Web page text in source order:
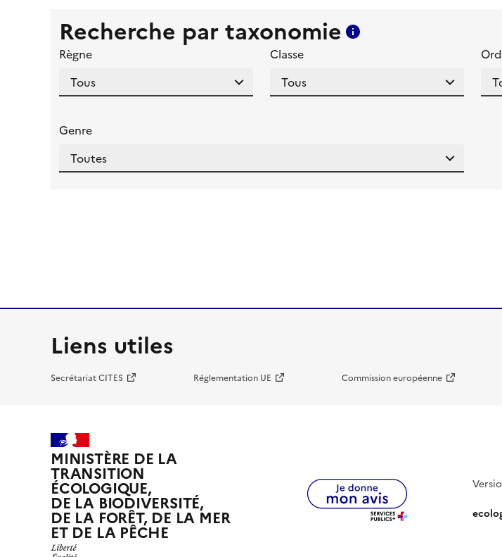
Recherche par taxonomie
Règne
Classe
Genre
Liens utiles
Secrétariat CITES Réglementation UE Commission européenne
MINISTÈRE DE LA
TRANSITION
ÉCOLOGIQUE,
DE LA BIODIVERSITÉ,
DE LA FORÊT, DE LA MER
ET DE LA PÊCHE